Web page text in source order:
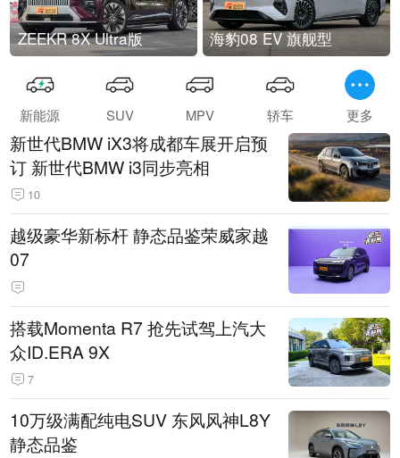
ZEEKR 8X Ultra版 海豹08 EV 旗舰型
新能源 SUV MPV 轿车 更多
新世代BMW iX3将成都车展开启预
订 新世代BMW i3同步亮相
10
越级豪华新标杆 静态品鉴荣威家越
07
搭载Momenta R7 抢先试驾上汽大
众ID.ERA 9X
7
10万级满配纯电SUV 东风风神L8Y
静态品鉴